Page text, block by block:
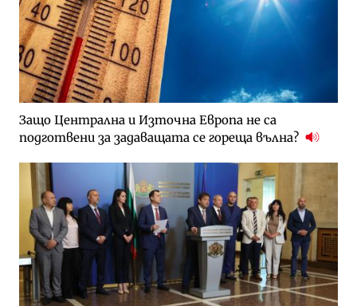
Защо Централна и Източна Европа не са
подготвени за задаващата се гореща вълна?